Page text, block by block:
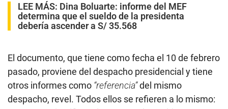
LEE MÁS: Dina Boluarte: informe del MEF
determina que el sueldo de la presidenta
debería ascender a S/ 35.568
El documento, que tiene como fecha el 10 de febrero
pasado, proviene del despacho presidencial y tiene
otros informes como “referencia”del mismo
despacho, revel. Todos ellos se refieren a lo mismo: